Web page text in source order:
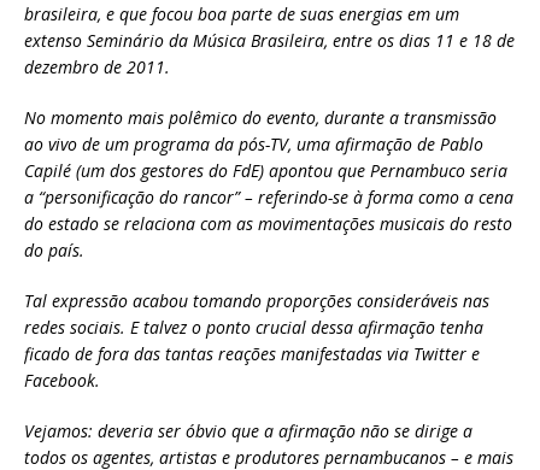
brasileira, e que focou boa parte de suas energias em um
extenso Seminário da Música Brasileira, entre os dias 11 e 18 de
dezembro de 2011.
No momento mais polêmico do evento, durante a transmissão
ao vivo de um programa da pós-TV, uma afirmação de Pablo
Capilé (um dos gestores do FdE) apontou que Pernambuco seria
a “personificação do rancor” – referindo-se à forma como a cena
do estado se relaciona com as movimentações musicais do resto
do país.
Tal expressão acabou tomando proporções consideráveis nas
redes sociais. E talvez o ponto crucial dessa afirmação tenha
ficado de fora das tantas reações manifestadas via Twitter e
Facebook.
Vejamos: deveria ser óbvio que a afirmação não se dirige a
todos os agentes, artistas e produtores pernambucanos – e mais